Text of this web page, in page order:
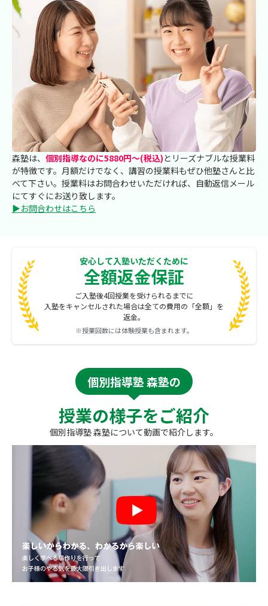
森塾は、 個別指導なのに5880円～(税込)とリーズナブルな授業料
が特徴です。月額だけでなく、講習の授業料もぜひ他塾さんと比
べて下さい。授業料はお問合わせいただければ、自動返信メール
にてすぐにお送り致します。
▶お問合わせはこちら
安心して入塾いただくために
全額返金保証
ご入塾後4回授業を受けられるまでに
入塾をキャンセルされた場合は全ての費用の「全額」を
返金。
※授業回数には体験授業も含まれます。
個別指導塾 森塾の
授業の様子をご紹介
個別指導塾 森塾について動画で紹介します。